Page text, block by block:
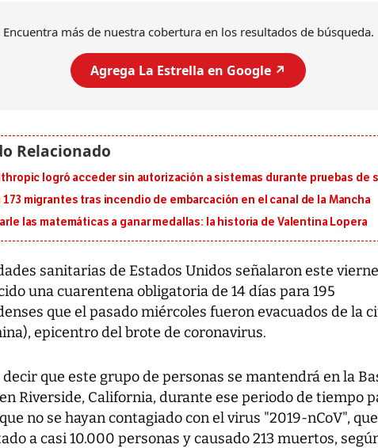
Encuentra más de nuestra cobertura en los resultados de búsqueda.
Agrega La Estrella en Google ↗️
logró acceder sin autorización a sistemas durante pruebas de
173 migrantes tras incendio de embarcación en el canal de la Mancha
las matemáticas a ganar medallas: la historia de Valentina Lopera
sanitarias de Estados Unidos señalaron este
una cuarentena obligatoria de 14 días para 195
que el pasado miércoles fueron evacuados de la
epicentro del brote de coronavirus.
que este grupo de personas se mantendrá en la
Riverside, California, durante ese periodo de tiempo
no se hayan contagiado con el virus "2019-nCoV",
a casi 10.000 personas y causado 213 muertos,